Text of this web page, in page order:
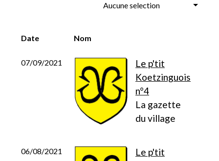
Aucune selection
Date Nom
07/09/2021
Le p'tit
Koetzinguois
n°4
La gazette
du village
06/08/2021
Le p'tit